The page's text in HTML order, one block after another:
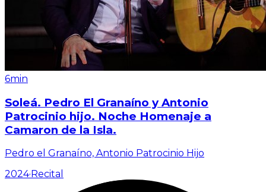
6min
Soleá. Pedro El Granaíno y Antonio
Patrocinio hijo. Noche Homenaje a
Camaron de la Isla.
Pedro el Granaíno, Antonio Patrocinio Hijo
2024· Recital